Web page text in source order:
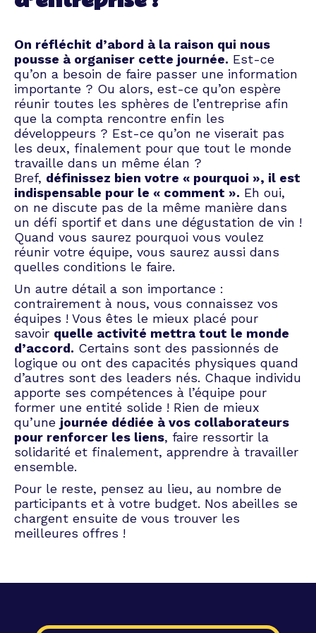
créer une journée mémorable,
équipe, renforcer votre culture
d'entreprise ou célébrer une
réalisation importante. Faites-
nous confiance pour faire de
votre journée d'entreprise un
succès total.
On réfléchit d’abord à la raison qui nous
pousse à organiser cette journée. Est-ce
qu’on a besoin de faire passer une information
importante ? Ou alors, est-ce qu’on espère
réunir toutes les sphères de l’entreprise afin
que la compta rencontre enfin les
développeurs ? Est-ce qu’on ne viserait pas
les deux, finalement pour que tout le monde
travaille dans un même élan ?
Bref, définissez bien votre « pourquoi », il est
indispensable pour le « comment ». Eh oui,
on ne discute pas de la même manière dans
un défi sportif et dans une dégustation de vin !
Quand vous saurez pourquoi vous voulez
réunir votre équipe, vous saurez aussi dans
quelles conditions le faire.
Un autre détail a son importance :
contrairement à nous, vous connaissez vos
équipes ! Vous êtes le mieux placé pour
savoir quelle activité mettra tout le monde
d’accord. Certains sont des passionnés de
logique ou ont des capacités physiques quand
d’autres sont des leaders nés. Chaque individu
apporte ses compétences à l’équipe pour
former une entité solide ! Rien de mieux
qu’une journée dédiée à vos collaborateurs
pour renforcer les liens, faire ressortir la
solidarité et finalement, apprendre à travailler
ensemble.
Pour le reste, pensez au lieu, au nombre de
participants et à votre budget. Nos abeilles se
chargent ensuite de vous trouver les
meilleures offres !